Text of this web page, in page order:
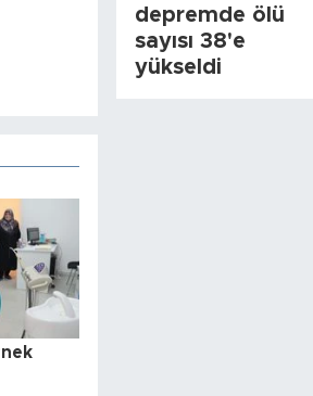
depremde ölü
sayısı 38'e
yükseldi